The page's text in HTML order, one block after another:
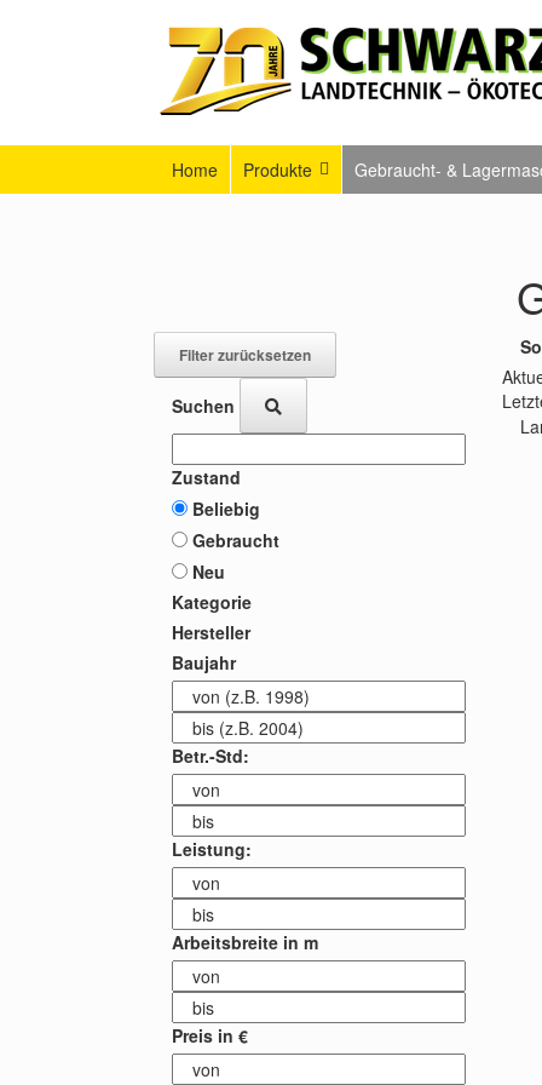
Home Produkte Gebraucht- &
Suchen
Zustand
Beliebig
Gebraucht
Neu
Kategorie
Hersteller
Baujahr
Betr.-Std:
Leistung:
Arbeitsbreite in m
Preis in €